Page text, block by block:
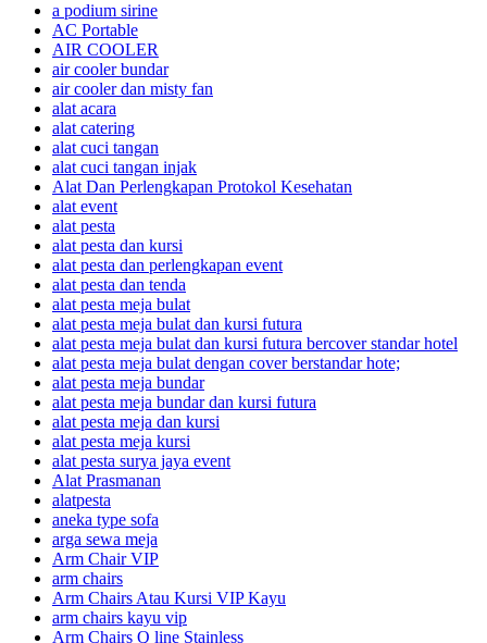
a podium sirine
AC Portable
AIR COOLER
air cooler bundar
air cooler dan misty fan
alat acara
alat catering
alat cuci tangan
alat cuci tangan injak
Alat Dan Perlengkapan Protokol Kesehatan
alat event
alat pesta
alat pesta dan kursi
alat pesta dan perlengkapan event
alat pesta dan tenda
alat pesta meja bulat
alat pesta meja bulat dan kursi futura
alat pesta meja bulat dan kursi futura bercover standar hotel
alat pesta meja bulat dengan cover berstandar hote;
alat pesta meja bundar
alat pesta meja bundar dan kursi futura
alat pesta meja dan kursi
alat pesta meja kursi
alat pesta surya jaya event
Alat Prasmanan
alatpesta
aneka type sofa
arga sewa meja
Arm Chair VIP
arm chairs
Arm Chairs Atau Kursi VIP Kayu
arm chairs kayu vip
Arm Chairs Q line Stainless